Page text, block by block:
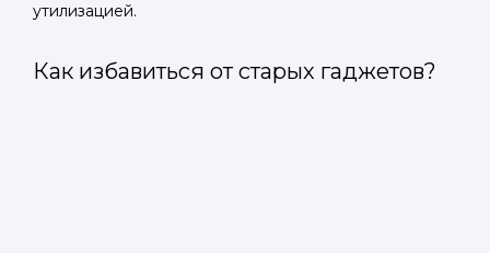
утилизацией.
Как избавиться от старых гаджетов?